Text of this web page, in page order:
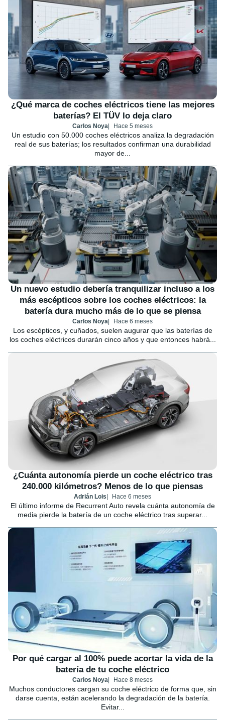
¿Qué marca de coches eléctricos tiene las mejores
baterías? El TÜV lo deja claro
Carlos Noya Hace 5 meses
Un estudio con 50.000 coches eléctricos analiza la degradación
real de sus baterías; los resultados confirman una durabilidad
mayor de...
Un nuevo estudio debería tranquilizar incluso a los
más escépticos sobre los coches eléctricos: la
batería dura mucho más de lo que se piensa
Carlos Noya Hace 6 meses
Los escépticos, y cuñados, suelen augurar que las baterías de
los coches eléctricos durarán cinco años y que entonces habrá...
¿Cuánta autonomía pierde un coche eléctrico tras
240.000 kilómetros? Menos de lo que piensas
Adrián Lois Hace 6 meses
El último informe de Recurrent Auto revela cuánta autonomía de
media pierde la batería de un coche eléctrico tras superar...
Por qué cargar al 100% puede acortar la vida de la
batería de tu coche eléctrico
Carlos Noya Hace 8 meses
Muchos conductores cargan su coche eléctrico de forma que, sin
darse cuenta, están acelerando la degradación de la batería.
Evitar...